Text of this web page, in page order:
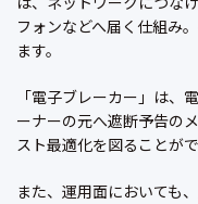
フォンなどへ届く仕組み
ます。
「電子ブレーカー」は、
ーナーの元へ遮断予告の
スト最適化を図ることがで
また、運用面においても